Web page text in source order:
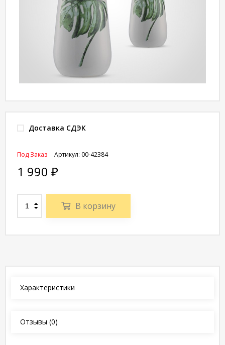
Доставка СДЭК
Артикул: 00-42384
Под Заказ
1 990 ₽
В корзину
Характеристики
Отзывы (0)